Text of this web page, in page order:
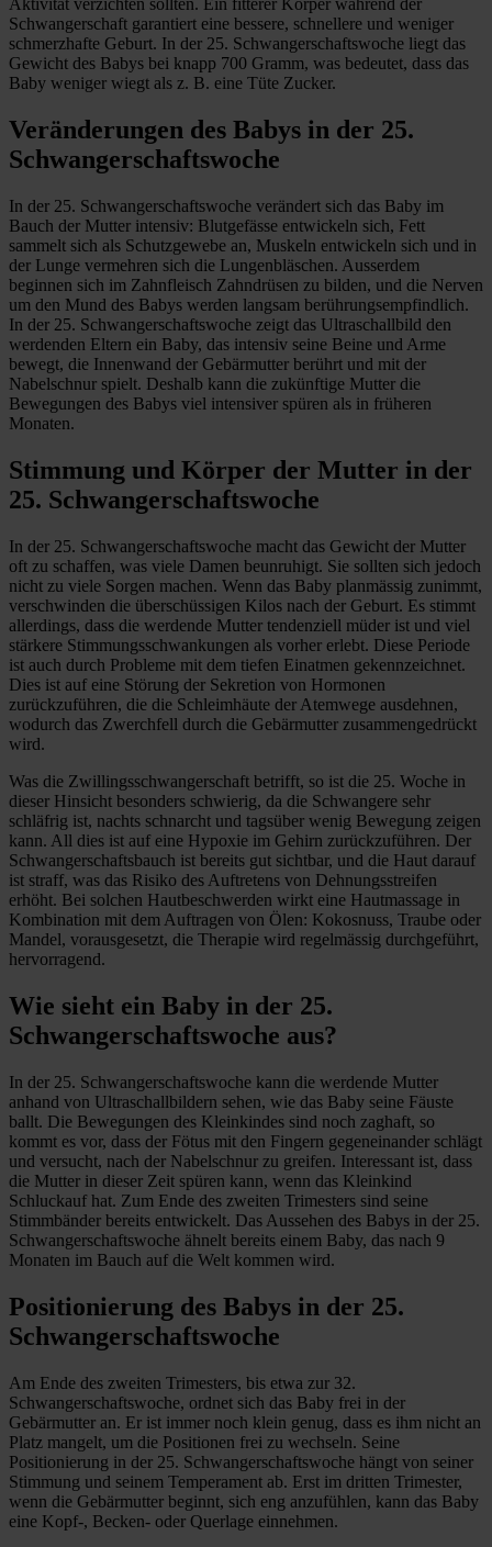
Aktivität verzichten sollten. Ein fitterer Körper während der
Schwangerschaft garantiert eine bessere, schnellere und weniger
schmerzhafte Geburt. In der 25. Schwangerschaftswoche liegt das
Gewicht des Babys bei knapp 700 Gramm, was bedeutet, dass das
Baby weniger wiegt als z. B. eine Tüte Zucker.
Veränderungen des Babys in der 25.
Schwangerschaftswoche
In der 25. Schwangerschaftswoche verändert sich das Baby im
Bauch der Mutter intensiv: Blutgefässe entwickeln sich, Fett
sammelt sich als Schutzgewebe an, Muskeln entwickeln sich und in
der Lunge vermehren sich die Lungenbläschen. Ausserdem
beginnen sich im Zahnfleisch Zahndrüsen zu bilden, und die Nerven
um den Mund des Babys werden langsam berührungsempfindlich.
In der 25. Schwangerschaftswoche zeigt das Ultraschallbild den
werdenden Eltern ein Baby, das intensiv seine Beine und Arme
bewegt, die Innenwand der Gebärmutter berührt und mit der
Nabelschnur spielt. Deshalb kann die zukünftige Mutter die
Bewegungen des Babys viel intensiver spüren als in früheren
Monaten.
Stimmung und Körper der Mutter in der
25. Schwangerschaftswoche
In der 25. Schwangerschaftswoche macht das Gewicht der Mutter
oft zu schaffen, was viele Damen beunruhigt. Sie sollten sich jedoch
nicht zu viele Sorgen machen. Wenn das Baby planmässig zunimmt,
verschwinden die überschüssigen Kilos nach der Geburt. Es stimmt
allerdings, dass die werdende Mutter tendenziell müder ist und viel
stärkere Stimmungsschwankungen als vorher erlebt. Diese Periode
ist auch durch Probleme mit dem tiefen Einatmen gekennzeichnet.
Dies ist auf eine Störung der Sekretion von Hormonen
zurückzuführen, die die Schleimhäute der Atemwege ausdehnen,
wodurch das Zwerchfell durch die Gebärmutter zusammengedrückt
wird.
Was die Zwillingsschwangerschaft betrifft, so ist die 25. Woche in
dieser Hinsicht besonders schwierig, da die Schwangere sehr
schläfrig ist, nachts schnarcht und tagsüber wenig Bewegung zeigen
kann. All dies ist auf eine Hypoxie im Gehirn zurückzuführen. Der
Schwangerschaftsbauch ist bereits gut sichtbar, und die Haut darauf
ist straff, was das Risiko des Auftretens von Dehnungsstreifen
erhöht. Bei solchen Hautbeschwerden wirkt eine Hautmassage in
Kombination mit dem Auftragen von Ölen: Kokosnuss, Traube oder
Mandel, vorausgesetzt, die Therapie wird regelmässig durchgeführt,
hervorragend.
Wie sieht ein Baby in der 25.
Schwangerschaftswoche aus?
In der 25. Schwangerschaftswoche kann die werdende Mutter
anhand von Ultraschallbildern sehen, wie das Baby seine Fäuste
ballt. Die Bewegungen des Kleinkindes sind noch zaghaft, so
kommt es vor, dass der Fötus mit den Fingern gegeneinander schlägt
und versucht, nach der Nabelschnur zu greifen. Interessant ist, dass
die Mutter in dieser Zeit spüren kann, wenn das Kleinkind
Schluckauf hat. Zum Ende des zweiten Trimesters sind seine
Stimmbänder bereits entwickelt. Das Aussehen des Babys in der 25.
Schwangerschaftswoche ähnelt bereits einem Baby, das nach 9
Monaten im Bauch auf die Welt kommen wird.
Positionierung des Babys in der 25.
Schwangerschaftswoche
Am Ende des zweiten Trimesters, bis etwa zur 32.
Schwangerschaftswoche, ordnet sich das Baby frei in der
Gebärmutter an. Er ist immer noch klein genug, dass es ihm nicht an
Platz mangelt, um die Positionen frei zu wechseln. Seine
Positionierung in der 25. Schwangerschaftswoche hängt von seiner
Stimmung und seinem Temperament ab. Erst im dritten Trimester,
wenn die Gebärmutter beginnt, sich eng anzufühlen, kann das Baby
eine Kopf-, Becken- oder Querlage einnehmen.